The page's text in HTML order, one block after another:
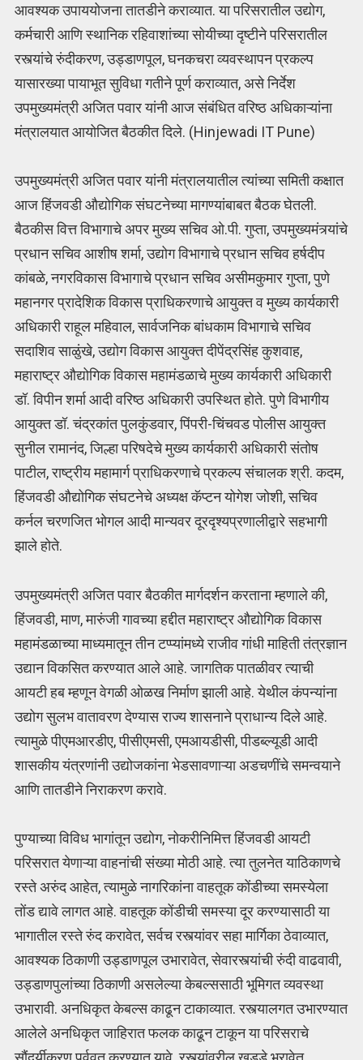
आवश्यक उपाययोजना तातडीने कराव्यात. या परिसरातील उद्योग,
कर्मचारी आणि स्थानिक रहिवाशांच्या सोयीच्या दृष्टीने परिसरातील
रस्त्यांचे रुंदीकरण, उड्डाणपूल, घनकचरा व्यवस्थापन प्रकल्प
यासारख्या पायाभूत सुविधा गतीने पूर्ण कराव्यात, असे निर्देश
उपमुख्यमंत्री अजित पवार यांनी आज संबंधित वरिष्ठ अधिकाऱ्यांना
मंत्रालयात आयोजित बैठकीत दिले. (Hinjewadi IT Pune)
उपमुख्यमंत्री अजित पवार यांनी मंत्रालयातील त्यांच्या समिती कक्षात
आज हिंजवडी औद्योगिक संघटनेच्या मागण्यांबाबत बैठक घेतली.
बैठकीस वित्त विभागाचे अपर मुख्य सचिव ओ.पी. गुप्ता, उपमुख्यमंत्र्यांचे
प्रधान सचिव आशीष शर्मा, उद्योग विभागाचे प्रधान सचिव हर्षदीप
कांबळे, नगरविकास विभागाचे प्रधान सचिव असीमकुमार गुप्ता, पुणे
महानगर प्रादेशिक विकास प्राधिकरणाचे आयुक्त व मुख्य कार्यकारी
अधिकारी राहूल महिवाल, सार्वजनिक बांधकाम विभागाचे सचिव
सदाशिव साळुंखे, उद्योग विकास आयुक्त दीपेंद्रसिंह कुशवाह,
महाराष्ट्र औद्योगिक विकास महामंडळाचे मुख्य कार्यकारी अधिकारी
डॉ. विपीन शर्मा आदी वरिष्ठ अधिकारी उपस्थित होते. पुणे विभागीय
आयुक्त डॉ. चंद्रकांत पुलकुंडवार, पिंपरी-चिंचवड पोलीस आयुक्त
सुनील रामानंद, जिल्हा परिषदेचे मुख्य कार्यकारी अधिकारी संतोष
पाटील, राष्ट्रीय महामार्ग प्राधिकरणाचे प्रकल्प संचालक श्री. कदम,
हिंजवडी औद्योगिक संघटनेचे अध्यक्ष कॅप्टन योगेश जोशी, सचिव
कर्नल चरणजित भोगल आदी मान्यवर दूरदृश्यप्रणालीद्वारे सहभागी
झाले होते.
उपमुख्यमंत्री अजित पवार बैठकीत मार्गदर्शन करताना म्हणाले की,
हिंजवडी, माण, मारुंजी गावच्या हद्दीत महाराष्ट्र औद्योगिक विकास
महामंडळाच्या माध्यमातून तीन टप्प्यांमध्ये राजीव गांधी माहिती तंत्रज्ञान
उद्यान विकसित करण्यात आले आहे. जागतिक पातळीवर त्याची
आयटी हब म्हणून वेगळी ओळख निर्माण झाली आहे. येथील कंपन्यांना
उद्योग सुलभ वातावरण देण्यास राज्य शासनाने प्राधान्य दिले आहे.
त्यामुळे पीएमआरडीए, पीसीएमसी, एमआयडीसी, पीडब्ल्यूडी आदी
शासकीय यंत्रणांनी उद्योजकांना भेडसावणाऱ्या अडचणींचे समन्वयाने
आणि तातडीने निराकरण करावे.
पुण्याच्या विविध भागांतून उद्योग, नोकरीनिमित्त हिंजवडी आयटी
परिसरात येणाऱ्या वाहनांची संख्या मोठी आहे. त्या तुलनेत याठिकाणचे
रस्ते अरुंद आहेत, त्यामुळे नागरिकांना वाहतूक कोंडीच्या समस्येला
तोंड द्यावे लागत आहे. वाहतूक कोंडीची समस्या दूर करण्यासाठी या
भागातील रस्ते रुंद करावेत, सर्वच रस्त्यांवर सहा मार्गिका ठेवाव्यात,
आवश्यक ठिकाणी उड्डाणपूल उभारावेत, सेवारस्त्यांची रुंदी वाढवावी,
उड्डाणपुलांच्या ठिकाणी असलेल्या केबल्ससाठी भूमिगत व्यवस्था
उभारावी. अनधिकृत केबल्स काढून टाकाव्यात. रस्त्यालगत उभारण्यात
आलेले अनधिकृत जाहिरात फलक काढून टाकून या परिसराचे